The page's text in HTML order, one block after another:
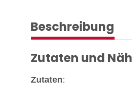
Beschreibung
Zutaten und
Zutaten: